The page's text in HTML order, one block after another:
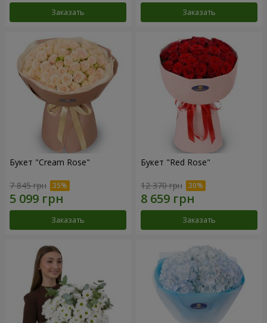
Заказать Заказать
Букет "Cream Rose"
7 845 грн
Заказать
Букет "Red Rose"
12 370 грн
Заказать